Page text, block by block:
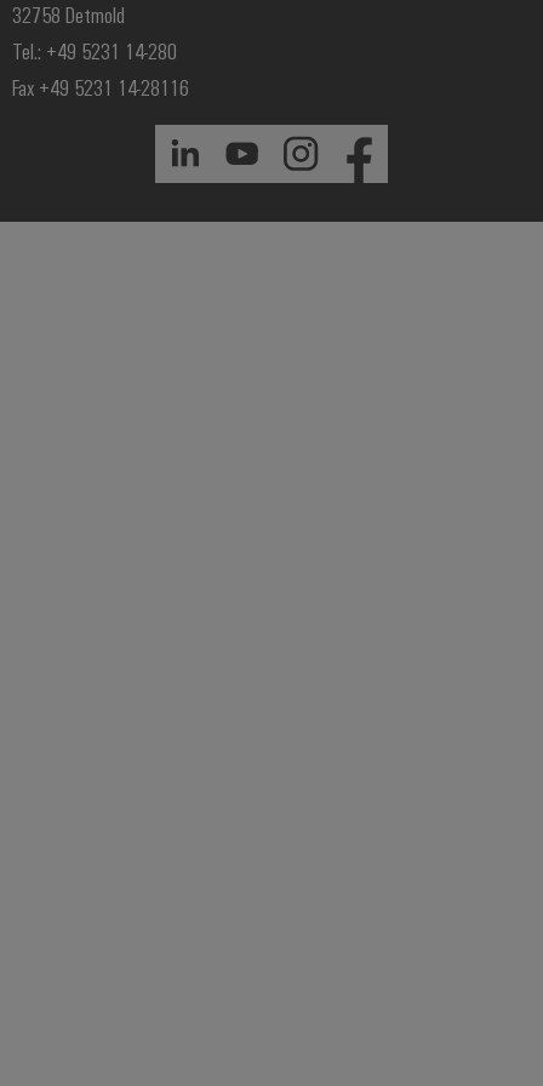
32758 Detmold
Tel.: +49 5231 14-280
Fax +49 5231 14-28116